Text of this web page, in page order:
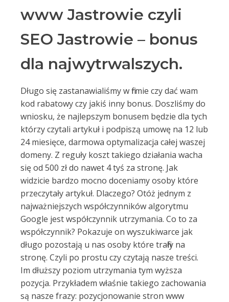
www Jastrowie czyli
SEO Jastrowie – bonus
dla najwytrwalszych.
Długo się zastanawialiśmy w firmie czy dać wam
kod rabatowy czy jakiś inny bonus. Doszliśmy do
wniosku, że najlepszym bonusem będzie dla tych
którzy czytali artykuł i podpiszą umowę na 12 lub
24 miesięce, darmowa optymalizacja całej waszej
domeny. Z reguły koszt takiego działania wacha
się od 500 zł do nawet 4 tyś za stronę. Jak
widzicie bardzo mocno doceniamy osoby które
przeczytały artykuł. Dlaczego? Otóż jednym z
najważniejszych współczynników algorytmu
Google jest współczynnik utrzymania. Co to za
współczynnik? Pokazuje on wyszukiwarce jak
długo pozostają u nas osoby które trafiły na
stronę. Czyli po prostu czy czytają nasze treści.
Im dłuższy poziom utrzymania tym wyższa
pozycja. Przykładem właśnie takiego zachowania
są nasze frazy: pozycjonowanie stron www